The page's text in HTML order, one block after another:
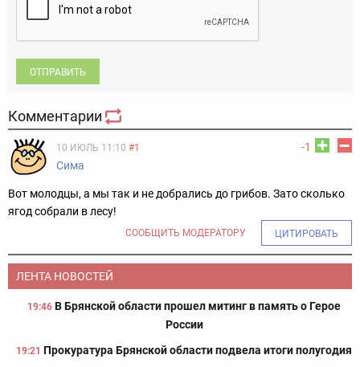
ОТПРАВИТЬ
Комментарии
-1
10 ИЮЛЬ 11:10 #1
Сима
Вот молодцы, а мы так и не добрались до грибов. Зато сколько
ягод собрали в лесу!
СООБЩИТЬ МОДЕРАТОРУ ЦИТИРОВАТЬ
ЛЕНТА НОВОСТЕЙ
19:46 В Брянской области прошел митинг в память о Герое
России
19:21 Прокуратура Брянской области подвела итоги полугодия